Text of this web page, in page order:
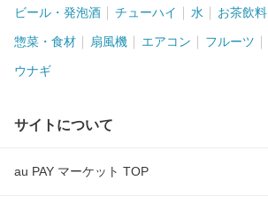
ビール・発泡酒 チューハイ 水 お茶飲料
惣菜・食材 扇風機 エアコン フルーツ
ウナギ
サイトについて
au PAY マーケット TOP